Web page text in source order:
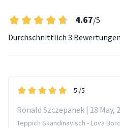
4.67/5
Durchschnittlich 3 Bewertungen
5 /5
Ronald Szczepanek | 18 May,
Teppich Skandinavisch - Lova